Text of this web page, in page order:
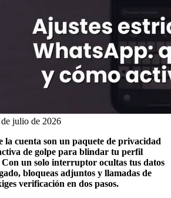
de julio de 2026
la cuenta son un paquete de privacidad
de golpe para blindar tu perfil
Con un solo interruptor ocultas tus datos
bloqueas adjuntos y llamadas de
verificación en dos pasos.